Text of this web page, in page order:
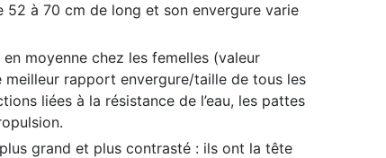
52 à 70 cm de long et son envergure varie
en moyenne chez les femelles (valeur
meilleur rapport envergure/taille de tous les
liées à la résistance de l’eau, les pattes
grand et plus contrasté : ils ont la tête